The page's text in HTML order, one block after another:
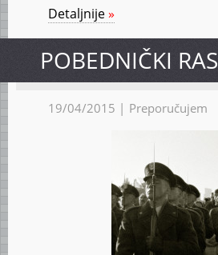
Detaljnije»
PO­BED­NIČ­KI
19/04/2015 | Preporučujem